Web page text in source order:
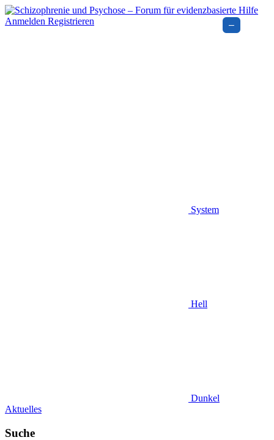
Anmelden Registrieren
System
Hell
Dunkel
Aktuelles
Suche
–